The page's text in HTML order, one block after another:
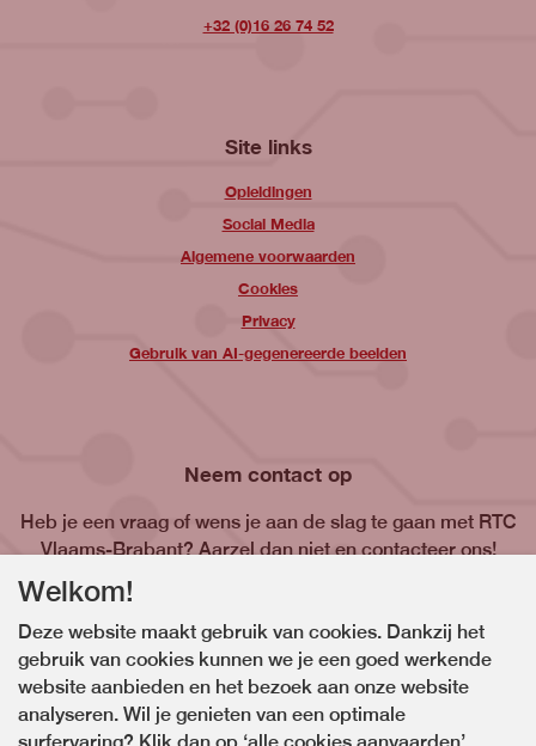
+32 (0)16 26 74 52
Site links
Opleidingen
Social Media
Algemene voorwaarden
Cookies
Privacy
Gebruik van AI-gegenereerde beelden
Neem contact op
Heb je een vraag of wens je aan de slag te gaan met RTC
Vlaams-Brabant? Aarzel dan niet en contacteer ons!
Welkom!
Deze website maakt gebruik van cookies. Dankzij het
gebruik van cookies kunnen we je een goed werkende
website aanbieden en het bezoek aan onze website
analyseren. Wil je genieten van een optimale